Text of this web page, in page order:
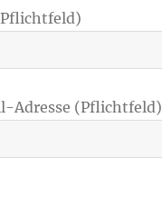
Adresse (Pflichtfeld)